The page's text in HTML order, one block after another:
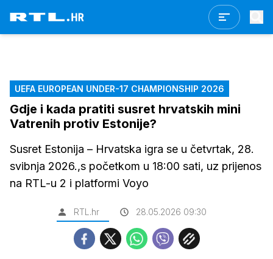
UEFA EUROPEAN UNDER-17 CHAMPIONSHIP 2026
Gdje i kada pratiti susret hrvatskih mini
Vatrenih protiv Estonije?
Susret Estonija – Hrvatska igra se u četvrtak, 28.
svibnja 2026.,s početkom u 18:00 sati, uz prijenos
na RTL-u 2 i platformi Voyo
RTL.hr 28.05.2026 09:30